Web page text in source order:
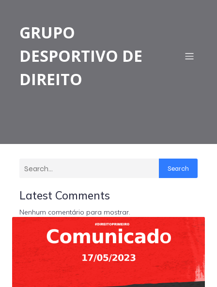
GRUPO
DESPORTIVO DE
DIREITO
Search
Latest Comments
Nenhum comentário para mostrar.